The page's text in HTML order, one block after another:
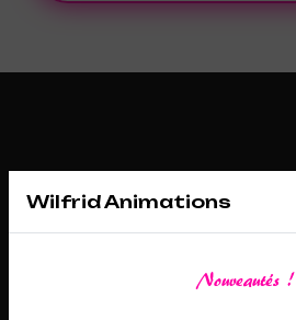
Wilfrid Animations
Nouveautés !